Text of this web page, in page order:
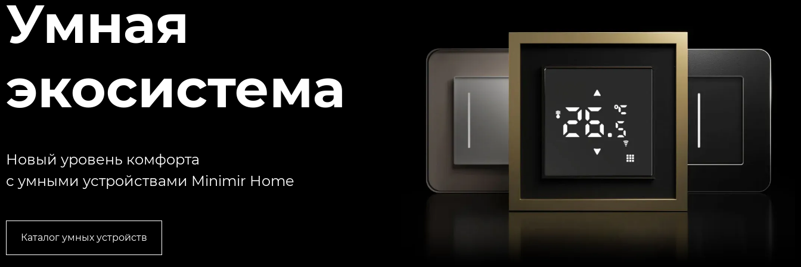
Умная
экосистема
Новый уровень комфорта
с умными устройствами Minimir Home
Каталог умных устройств